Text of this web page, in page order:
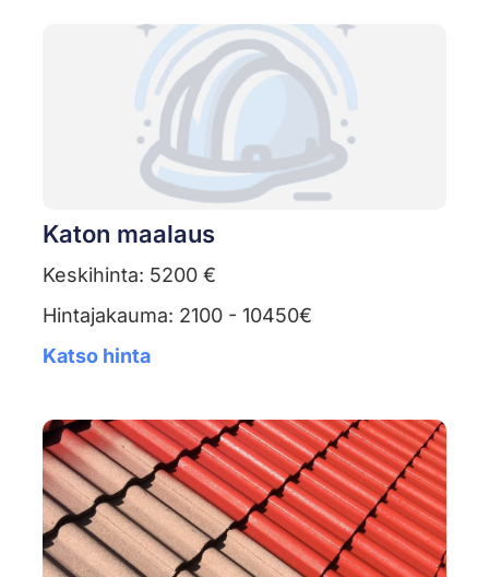
Katon maalaus
Keskihinta: 5200 €
Hintajakauma: 2100 - 10450€
Katso hinta